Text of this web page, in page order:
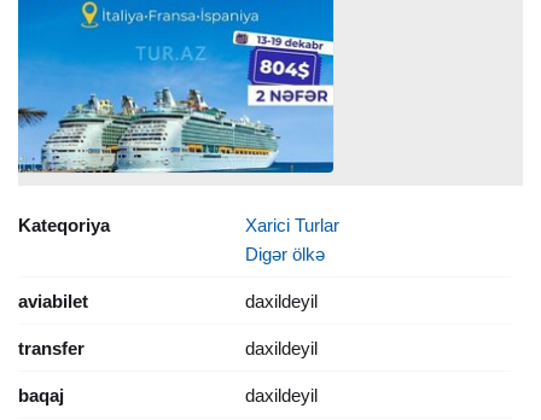
Kateqoriya
Xarici Turlar
Digər ölkə
aviabilet daxildeyil
transfer daxildeyil
baqaj daxildeyil